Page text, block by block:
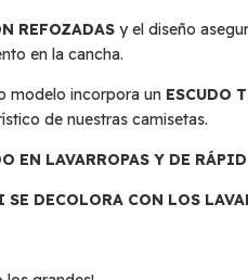
REFOZADAS y el diseño
en la cancha.
modelo incorpora un ESCUDO
de nuestras camisetas.
EN LAVARROPAS Y DE
DECOLORA CON LOS